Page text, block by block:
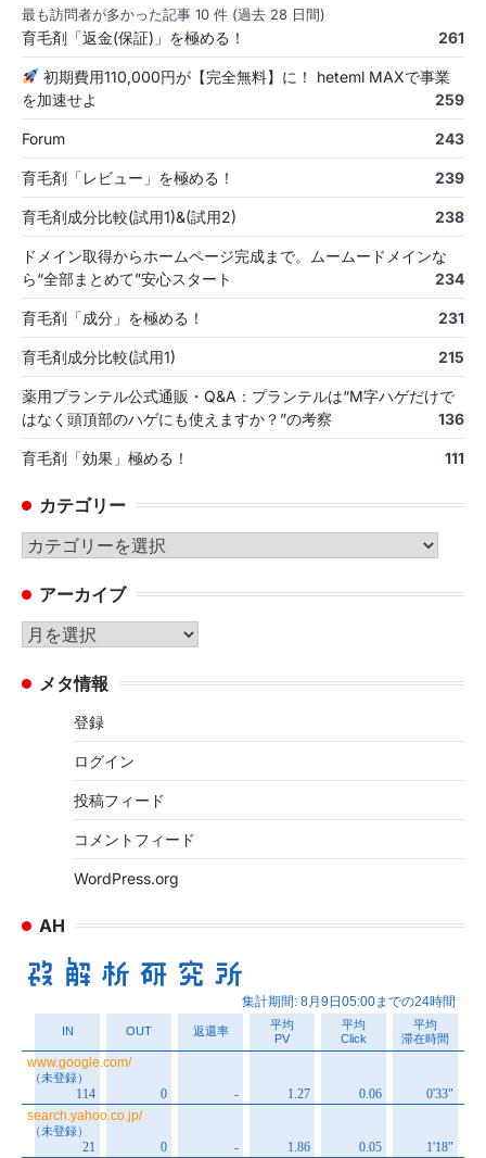
最も訪問者が多かった記事 10 件 (過去 28 日間)
育毛剤「返金(保証)」を極める！ 261
初期費用110,000円が【完全無料】に！ heteml MAXで事業
を加速せよ
259
Forum 243
育毛剤「レビュー」を極める！ 239
育毛剤成分比較(試用1)&(試用2) 238
ドメイン取得からホームページ完成まで。ムームードメインな
ら“全部まとめて”安心スタート
234
育毛剤「成分」を極める！ 231
育毛剤成分比較(試用1) 215
薬用プランテル公式通販・Q&A：プランテルは“M字ハゲだけで
はなく頭頂部のハゲにも使えますか？”の考察
136
育毛剤「効果」極める！ 111
カテゴリー
カ
ゴ
リ
ー
アーカイブ
ア
カ メタ情報
登録
ログイン
投稿フィード
コメントフィード
WordPress.org
AH